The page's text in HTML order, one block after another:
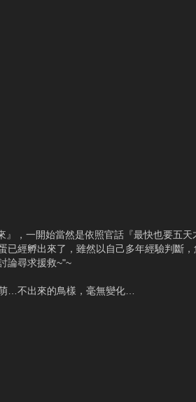
，一開始當然是依照官話『最快也要五天
已經孵出來了，雖然以自己多年經驗判斷
論尋求援救~"~
…不出來的鳥樣，毫無變化…